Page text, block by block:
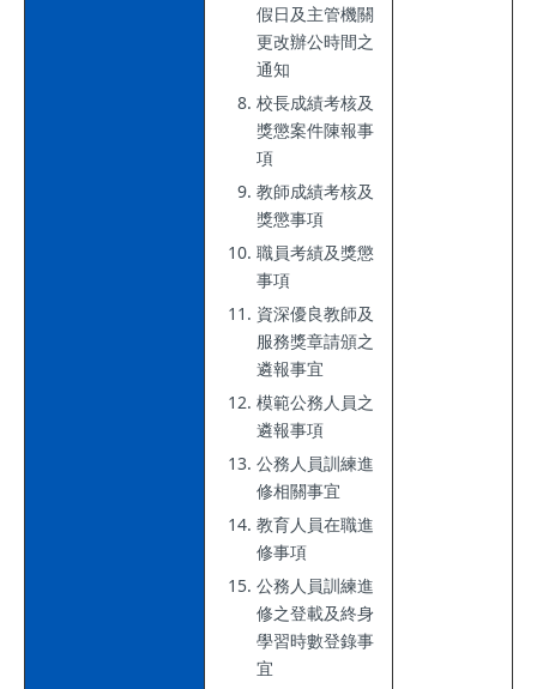
假日及主管機關
更改辦公時間之
通知
校長成績考核及
獎懲案件陳報事
項
教師成績考核及
獎懲事項
職員考績及獎懲
事項
資深優良教師及
服務獎章請頒之
遴報事宜
模範公務人員之
遴報事項
公務人員訓練進
修相關事宜
教育人員在職進
修事項
公務人員訓練進
修之登載及終身
學習時數登錄事
宜